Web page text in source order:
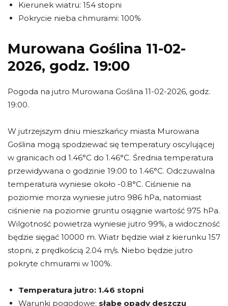
Kierunek wiatru: 154 stopni
Pokrycie nieba chmurami: 100%
Murowana Goślina 11-02-
2026, godz. 19:00
Pogoda na jutro Murowana Goślina 11-02-2026, godz.
19:00.
W jutrzejszym dniu mieszkańcy miasta Murowana
Goślina mogą spodziewać się temperatury oscylującej
w granicach od 1.46°C do 1.46°C. Średnia temperatura
przewidywana o godzinie 19:00 to 1.46°C. Odczuwalna
temperatura wyniesie około -0.8°C. Ciśnienie na
poziomie morza wyniesie jutro 986 hPa, natomiast
ciśnienie na poziomie gruntu osiągnie wartość 975 hPa.
Wilgotność powietrza wyniesie jutro 99%, a widoczność
będzie sięgać 10000 m. Wiatr będzie wiał z kierunku 157
stopni, z prędkością 2.04 m/s. Niebo będzie jutro
pokryte chmurami w 100%.
Temperatura jutro: 1.46 stopni
Warunki pogodowe: słabe opady deszczu